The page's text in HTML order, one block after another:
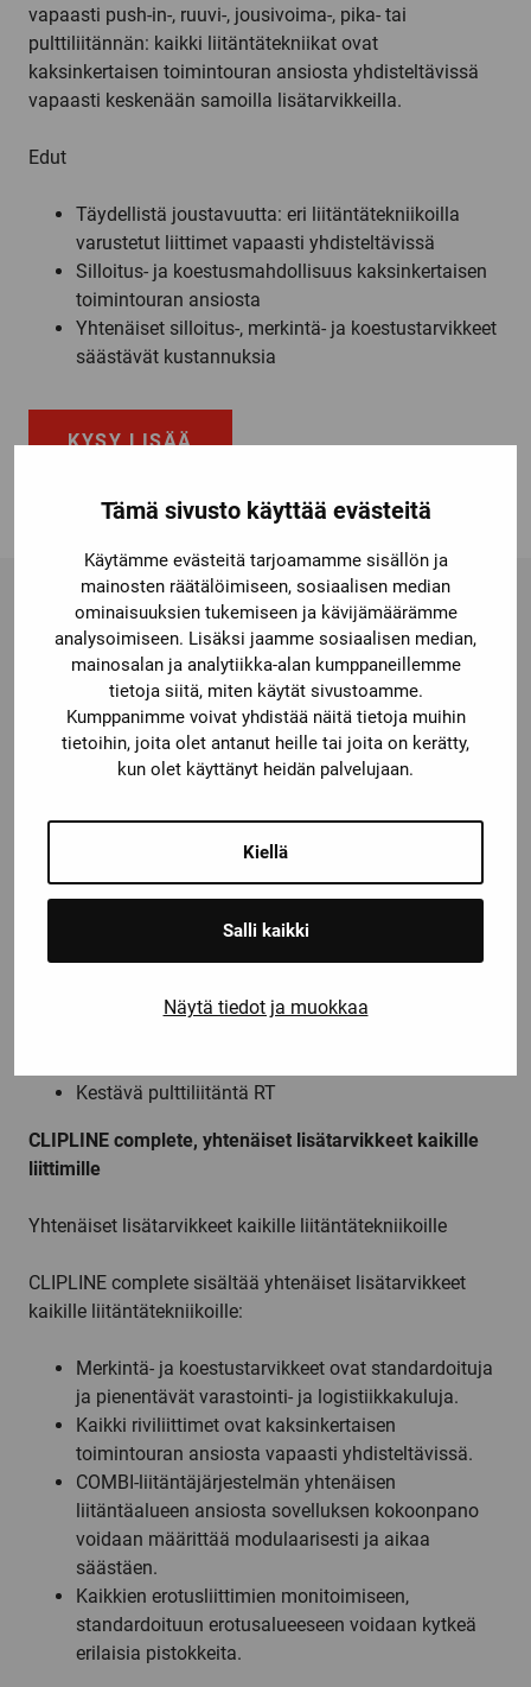
Tämä sivusto käyttää evästeitä
Käytämme evästeitä tarjoamamme sisällön ja
mainosten räätälöimiseen, sosiaalisen median
ominaisuuksien tukemiseen ja kävijämäärämme
analysoimiseen. Lisäksi jaamme sosiaalisen median,
mainosalan ja analytiikka-alan kumppaneillemme
tietoja siitä, miten käytät sivustoamme.
Kumppanimme voivat yhdistää näitä tietoja muihin
tietoihin, joita olet antanut heille tai joita on kerätty,
kun olet käyttänyt heidän palvelujaan.
Kiellä
Salli kaikki
Näytä tiedot ja muokkaa
vapaasti push-in-, ruuvi-, jousivoima-, pika- tai
pulttiliitännän: kaikki liitäntätekniikat ovat
kaksinkertaisen toimintouran ansiosta yhdisteltävissä
vapaasti keskenään samoilla lisätarvikkeilla.
Edut
Täydellistä joustavuutta: eri liitäntätekniikoilla
varustetut liittimet vapaasti yhdisteltävissä
Silloitus- ja koestusmahdollisuus kaksinkertaisen
toimintouran ansiosta
Yhtenäiset silloitus-, merkintä- ja koestustarvikkeet
säästävät kustannuksia
KYSY LISÄÄ
Esittely Tiedostot
CLIPLINE complete – kaikki liitäntätekniikat yhdessä
järjestelmässä
vaatimuksiin kaikissa sovelluksissa ja kaikkialla
maailmassa. Valitse seuraavista liitäntätavoista:
Kompakti jousivoimaliitäntä ST
Kestävä pulttiliitäntä RT
CLIPLINE complete, yhtenäiset lisätarvikkeet kaikille
liittimille
Yhtenäiset lisätarvikkeet kaikille liitäntätekniikoille
CLIPLINE complete sisältää yhtenäiset lisätarvikkeet
kaikille liitäntätekniikoille:
Merkintä- ja koestustarvikkeet ovat standardoituja
ja pienentävät varastointi- ja logistiikkakuluja.
Kaikki riviliittimet ovat kaksinkertaisen
toimintouran ansiosta vapaasti yhdisteltävissä.
COMBI-liitäntäjärjestelmän yhtenäisen
liitäntäalueen ansiosta sovelluksen kokoonpano
voidaan määrittää modulaarisesti ja aikaa
säästäen.
Kaikkien erotusliittimien monitoimiseen,
standardoituun erotusalueeseen voidaan kytkeä
erilaisia pistokkeita.